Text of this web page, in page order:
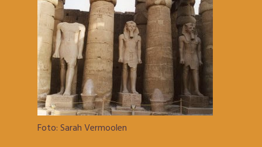
Foto: Sarah Vermoolen